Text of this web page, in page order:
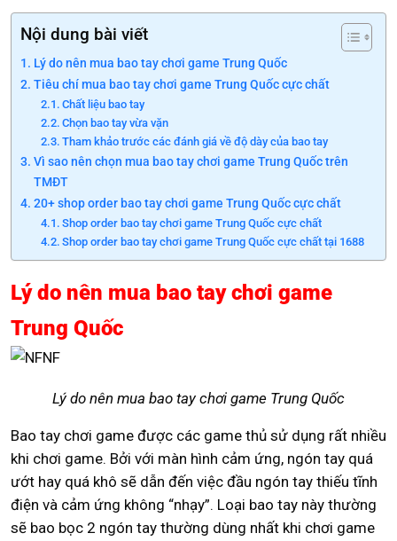
Nội dung bài viết
Lý do nên mua bao tay chơi game Trung Quốc
Tiêu chí mua bao tay chơi game Trung Quốc cực chất
Chất liệu bao tay
Chọn bao tay vừa vặn
Tham khảo trước các đánh giá về độ dày của bao tay
Vì sao nên chọn mua bao tay chơi game Trung Quốc trên
TMĐT
20+ shop order bao tay chơi game Trung Quốc cực chất
Shop order bao tay chơi game Trung Quốc cực chất
Shop order bao tay chơi game Trung Quốc cực chất tại 1688
Lý do nên mua bao tay chơi game
Trung Quốc
Lý do nên mua bao tay chơi game Trung Quốc
Bao tay chơi game được các game thủ sử dụng rất nhiều
khi chơi game. Bởi với màn hình cảm ứng, ngón tay quá
ướt hay quá khô sẽ dẫn đến việc đầu ngón tay thiếu tĩnh
điện và cảm ứng không “nhạy”. Loại bao tay này thường
sẽ bao bọc 2 ngón tay thường dùng nhất khi chơi game